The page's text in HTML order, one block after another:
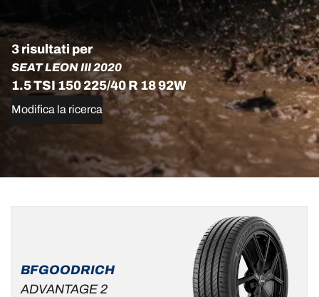
3 risultati per
SEAT LEON III 2020
1.5 TSI 150 225/40 R 18 92W
Modifica la ricerca
BFGOODRICH
ADVANTAGE 2
A 70 dB
ALL-
SEASON
B 69 dB